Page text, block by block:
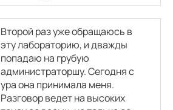
Второй раз уже обращаюсь в
эту лабораторию, и дважды
попадаю на грубую
администраторшу. Сегодня с
ура она принимала меня.
Разговор ведет на высоких